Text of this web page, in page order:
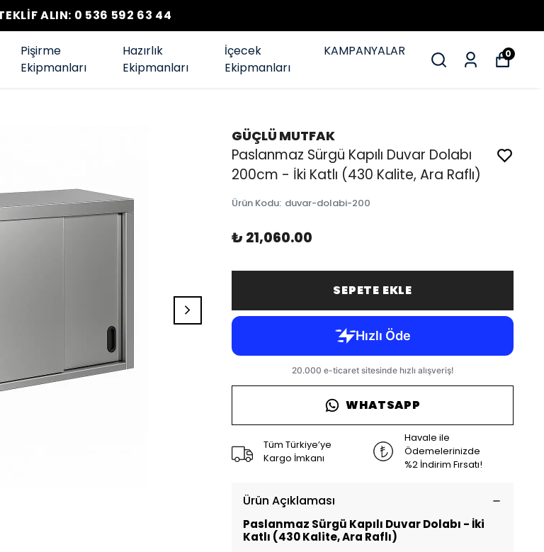
ALIN: 0 536 592 63 44
Pişirme
Ekipmanları
Hazırlık
Ekipmanları
İçecek
Ekipmanları
KAMPANYALAR 0
GÜÇLÜ MUTFAK
Paslanmaz Sürgü Kapılı Duvar Dolabı
200cm - İki Katlı (430 Kalite, Ara Raflı)
Ürün Kodu: duvar-dolabi-200
₺ 21,060.00
SEPETE EKLE
WHATSAPP
Tüm Türkiye’ye
Kargo İmkanı
Havale ile
Ödemelerinizde
%2 İndirim Fırsatı!
Ürün Açıklaması
Paslanmaz Sürgü Kapılı Duvar Dolabı - İki
Katlı (430 Kalite, Ara Raflı)